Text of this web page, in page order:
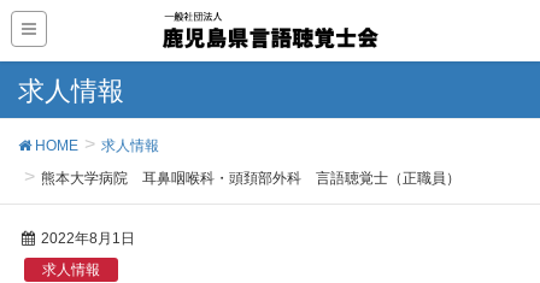
求人情報
HOME
求人情報
熊本大学病院 耳鼻咽喉科・頭頚部外科 言語聴覚士（正職員）
2022年8月1日
求人情報